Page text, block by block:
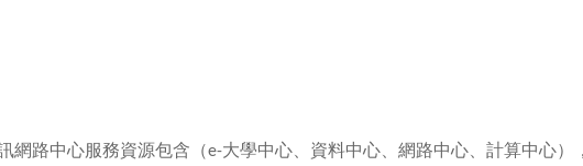
網路中心服務資源包含（e-大學中心、資料中心、網路中心、計算中心）